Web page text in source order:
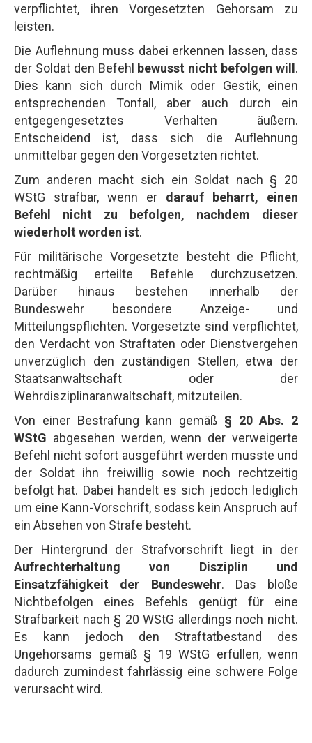
verpflichtet, ihren Vorgesetzten Gehorsam zu
leisten.
Die Auflehnung muss dabei erkennen lassen, dass
der Soldat den Befehl bewusst nicht befolgen will.
Dies kann sich durch Mimik oder Gestik, einen
entsprechenden Tonfall, aber auch durch ein
entgegengesetztes Verhalten äußern.
Entscheidend ist, dass sich die Auflehnung
unmittelbar gegen den Vorgesetzten richtet.
Zum anderen macht sich ein Soldat nach § 20
WStG strafbar, wenn er darauf beharrt, einen
Befehl nicht zu befolgen, nachdem dieser
wiederholt worden ist.
Für militärische Vorgesetzte besteht die Pflicht,
rechtmäßig erteilte Befehle durchzusetzen.
Darüber hinaus bestehen innerhalb der
Bundeswehr besondere Anzeige- und
Mitteilungspflichten. Vorgesetzte sind verpflichtet,
den Verdacht von Straftaten oder Dienstvergehen
unverzüglich den zuständigen Stellen, etwa der
Staatsanwaltschaft oder der
Wehrdisziplinaranwaltschaft, mitzuteilen.
Von einer Bestrafung kann gemäß § 20 Abs. 2
WStG abgesehen werden, wenn der verweigerte
Befehl nicht sofort ausgeführt werden musste und
der Soldat ihn freiwillig sowie noch rechtzeitig
befolgt hat. Dabei handelt es sich jedoch lediglich
um eine Kann-Vorschrift, sodass kein Anspruch auf
ein Absehen von Strafe besteht.
Der Hintergrund der Strafvorschrift liegt in der
Aufrechterhaltung von Disziplin und
Einsatzfähigkeit der Bundeswehr. Das bloße
Nichtbefolgen eines Befehls genügt für eine
Strafbarkeit nach § 20 WStG allerdings noch nicht.
Es kann jedoch den Straftatbestand des
Ungehorsams gemäß § 19 WStG erfüllen, wenn
dadurch zumindest fahrlässig eine schwere Folge
verursacht wird.